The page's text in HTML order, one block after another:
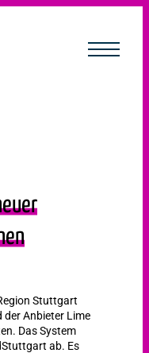
Stuttgart
Anbieter Lime
Das System
ab. Es